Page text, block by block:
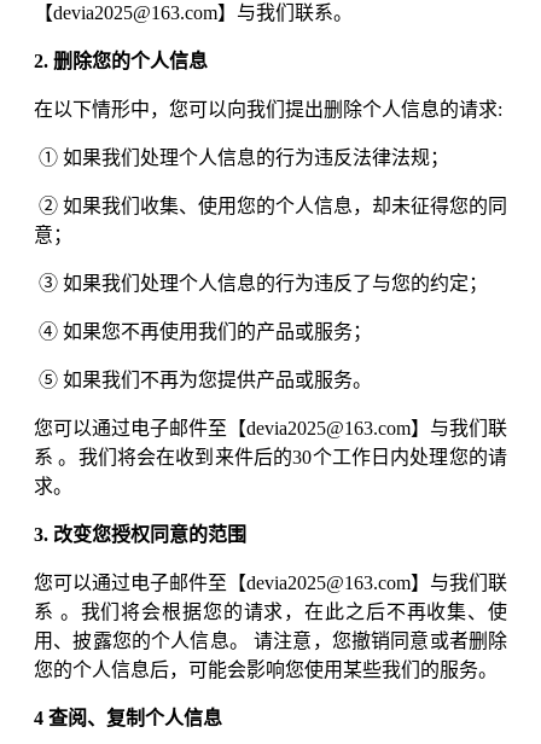
【devia2025@163.com】与我们联系。
2. 删除您的个人信息
在以下情形中，您可以向我们提出删除个人信息的请求:
① 如果我们处理个人信息的行为违反法律法规；
② 如果我们收集、使用您的个人信息，却未征得您的同
意；
③ 如果我们处理个人信息的行为违反了与您的约定；
④ 如果您不再使用我们的产品或服务；
⑤ 如果我们不再为您提供产品或服务。
您可以通过电子邮件至【devia2025@163.com】与我们联
系 。我们将会在收到来件后的30个工作日内处理您的请
求。
3. 改变您授权同意的范围
您可以通过电子邮件至【devia2025@163.com】与我们联
系 。我们将会根据您的请求，在此之后不再收集、使
用、披露您的个人信息。 请注意，您撤销同意或者删除
您的个人信息后，可能会影响您使用某些我们的服务。
4 查阅、复制个人信息